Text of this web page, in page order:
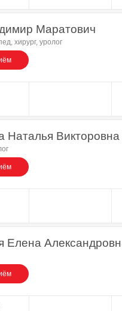
Маратович
хирург, уролог
Наталья Викторовна
Елена